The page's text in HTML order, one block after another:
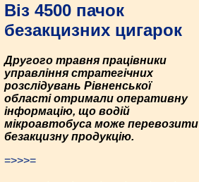
Віз 4500 пачок
безакцизних цигарок
Другого травня працівники
управління стратегічних
розслідувань Рівненської
області отримали оперативну
інформацію, що водій
мікроавтобуса може перевозити
безакцизну продукцію.
=>>>=